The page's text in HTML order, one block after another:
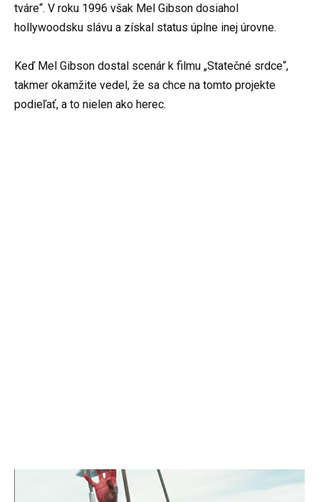
tváre“. V roku 1996 však Mel Gibson dosiahol
hollywoodsku slávu a získal status úplne inej úrovne.
Keď Mel Gibson dostal scenár k filmu „Statečné srdce“,
takmer okamžite vedel, že sa chce na tomto projekte
podieľať, a to nielen ako herec.